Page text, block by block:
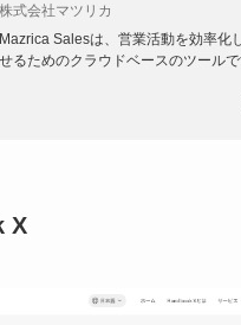
株式会社マツリカ
Mazrica Salesは、営業活動を効率化
せるためのクラウドベースのツールで
インを追跡し、営業活動を最適化す
X